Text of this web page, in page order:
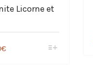
Licorne et
€